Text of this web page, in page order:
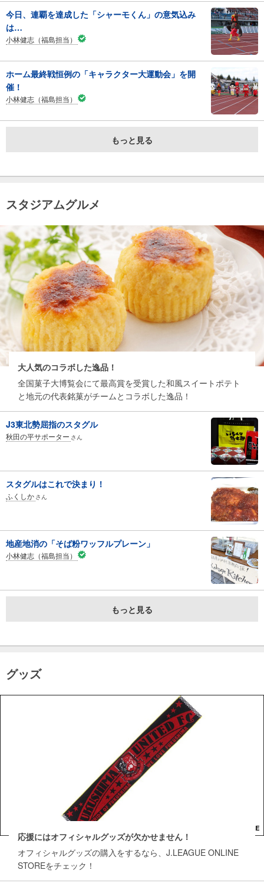
今日、連覇を達成した「シャーモくん」の意気込み
は…
小林健志（福島担当）
ホーム最終戦恒例の「キャラクター大運動会」を開
催！
小林健志（福島担当）
もっと見る
スタジアムグルメ
大人気のコラボした逸品！
全国菓子大博覧会にて最高賞を受賞した和風スイートポテト
と地元の代表銘菓がチームとコラボした逸品！
J3東北勢屈指のスタグル
秋田の平サポーター さん
スタグルはこれで決まり！
ふくしか さん
地産地消の「そば粉ワッフルプレーン」
小林健志（福島担当）
もっと見る
グッズ
応援にはオフィシャルグッズが欠かせません！
オフィシャルグッズの購入をするなら、J.LEAGUE ONLINE
STOREをチェック！